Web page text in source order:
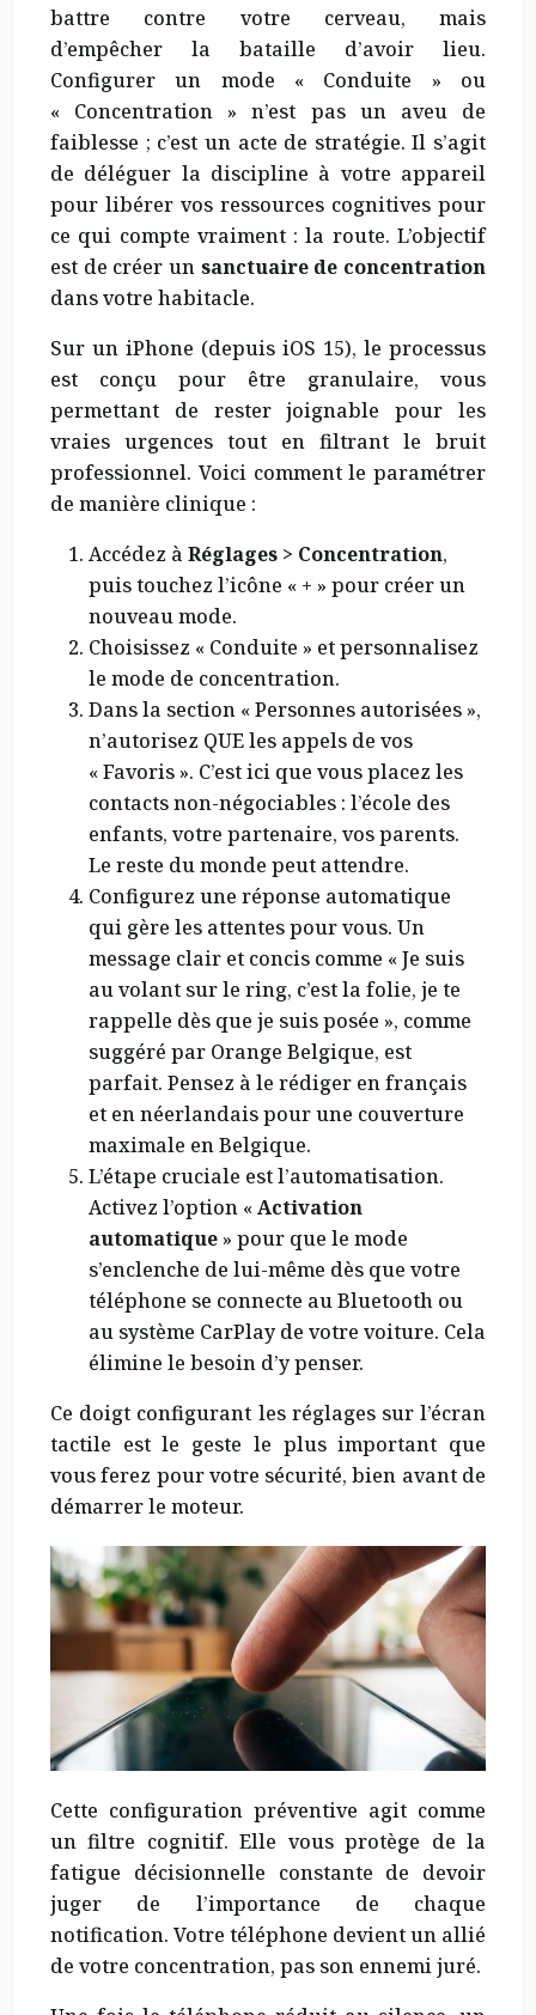
battre contre votre cerveau, mais
d’empêcher la bataille d’avoir lieu.
Configurer un mode « Conduite » ou
« Concentration » n’est pas un aveu de
faiblesse ; c’est un acte de stratégie. Il s’agit
de déléguer la discipline à votre appareil
pour libérer vos ressources cognitives pour
ce qui compte vraiment : la route. L’objectif
est de créer un sanctuaire de concentration
dans votre habitacle.
Sur un iPhone (depuis iOS 15), le processus
est conçu pour être granulaire, vous
permettant de rester joignable pour les
vraies urgences tout en filtrant le bruit
professionnel. Voici comment le paramétrer
de manière clinique :
Accédez à Réglages > Concentration,
puis touchez l’icône « + » pour créer un
nouveau mode.
Choisissez « Conduite » et personnalisez
le mode de concentration.
Dans la section « Personnes autorisées »,
n’autorisez QUE les appels de vos
« Favoris ». C’est ici que vous placez les
contacts non-négociables : l’école des
enfants, votre partenaire, vos parents.
Le reste du monde peut attendre.
Configurez une réponse automatique
qui gère les attentes pour vous. Un
message clair et concis comme « Je suis
au volant sur le ring, c’est la folie, je te
rappelle dès que je suis posée », comme
suggéré par Orange Belgique, est
parfait. Pensez à le rédiger en français
et en néerlandais pour une couverture
maximale en Belgique.
L’étape cruciale est l’automatisation.
Activez l’option « Activation
automatique» pour que le mode
s’enclenche de lui-même dès que votre
téléphone se connecte au Bluetooth ou
au système CarPlay de votre voiture. Cela
élimine le besoin d’y penser.
Ce doigt configurant les réglages sur l’écran
tactile est le geste le plus important que
vous ferez pour votre sécurité, bien avant de
démarrer le moteur.
Cette configuration préventive agit comme
un filtre cognitif. Elle vous protège de la
fatigue décisionnelle constante de devoir
juger de l’importance de chaque
notification. Votre téléphone devient un allié
de votre concentration, pas son ennemi juré.